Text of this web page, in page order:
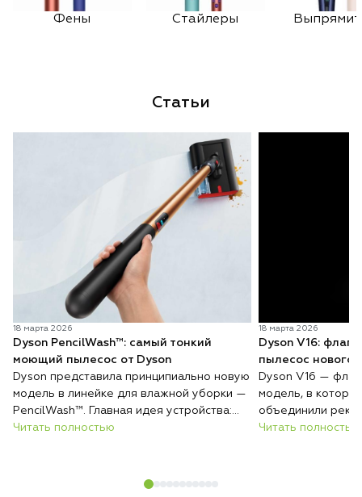
Фены Стайлеры
Статьи
18 марта 2026
Dyson PencilWash™: самый тонкий
моющий пылесос от Dyson
Dyson представила принципиально новую
модель в линейке для влажной уборки —
PencilWash™. Главная идея устройства:
сверхтонкий и лёгкий корпус без каких-
Читать полностью
18 марта 2026
Dyson V16:
пылесос нового
Dyson V16 —
модель, в
объединили
всасывания,
Читать полностью